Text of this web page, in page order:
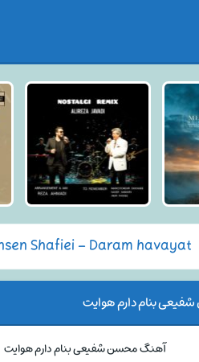
Shafiei – Daram havayat
بنام دارم هوایت
آهنگ محسن شفیعی بنام دارم هوایت